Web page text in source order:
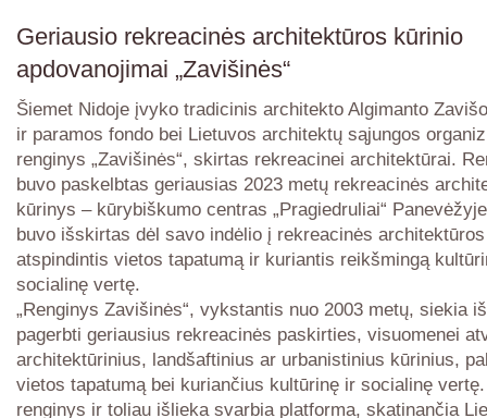
Geriausio rekreacinės architektūros kūrinio
apdovanojimai „Zavišinės“
Šiemet Nidoje įvyko tradicinis architekto Algimanto
ir paramos fondo bei Lietuvos architektų sąjungos
renginys „Zavišinės“, skirtas rekreacinei architektūrai.
buvo paskelbtas geriausias 2023 metų rekreacinės
kūrinys – kūrybiškumo centras „Pragiedruliai“
buvo išskirtas dėl savo indėlio į rekreacinės
atspindintis vietos tapatumą ir kuriantis reikšmingą
socialinę vertę.
„Renginys Zavišinės“, vykstantis nuo 2003 metų, siekia
pagerbti geriausius rekreacinės paskirties, visuomenei
architektūrinius, landšaftinius ar urbanistinius kūrinius,
vietos tapatumą bei kuriančius kultūrinę ir socialinę
renginys ir toliau išlieka svarbia platforma, skatinančia